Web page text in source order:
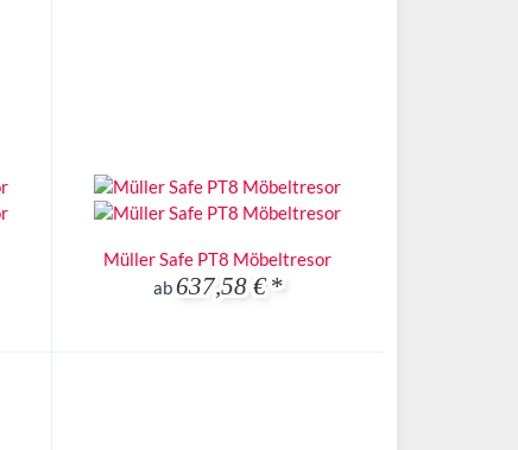
Müller Safe PT8 Möbeltresor
ab637,58 € *